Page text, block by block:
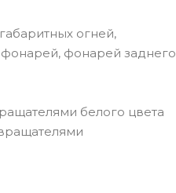
огней,
фонарей заднего
белого цвета